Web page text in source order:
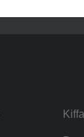
Kiffa